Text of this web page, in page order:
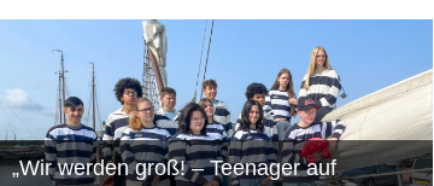
„Wir werden groß! – Teenager auf